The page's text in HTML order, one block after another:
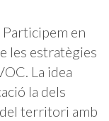
Participem en
les estratègies
La idea
la dels
territori amb